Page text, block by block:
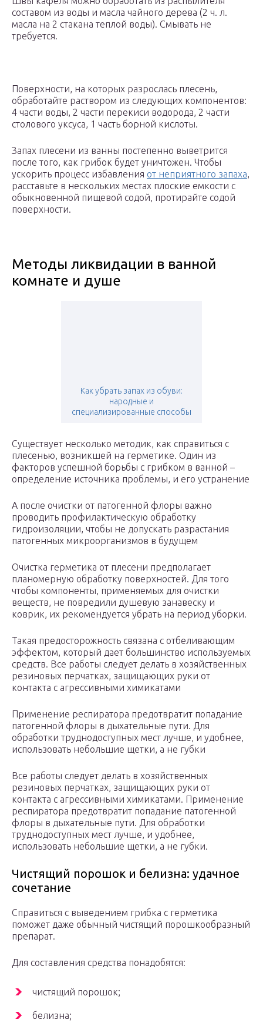
составом из воды и масла чайного дерева (2 ч. л.
масла на 2 стакана теплой воды). Смывать не
требуется.
Поверхности, на которых разрослась плесень,
обработайте раствором из следующих компонентов:
4 части воды, 2 части перекиси водорода, 2 части
столового уксуса, 1 часть борной кислоты.
Запах плесени из ванны постепенно выветрится
после того, как грибок будет уничтожен. Чтобы
ускорить процесс избавления от неприятного запаха,
расставьте в нескольких местах плоские емкости с
обыкновенной пищевой содой, протирайте содой
поверхности.
Методы ликвидации в ванной
комнате и душе
Как убрать запах из обуви:
народные и
специализированные способы
Существует несколько методик, как справиться с
плесенью, возникшей на герметике. Один из
факторов успешной борьбы с грибком в ванной –
определение источника проблемы, и его устранение
А после очистки от патогенной флоры важно
проводить профилактическую обработку
гидроизоляции, чтобы не допускать разрастания
патогенных микроорганизмов в будущем
Очистка герметика от плесени предполагает
планомерную обработку поверхностей. Для того
чтобы компоненты, применяемых для очистки
веществ, не повредили душевую занавеску и
коврик, их рекомендуется убрать на период уборки.
Такая предосторожность связана с отбеливающим
эффектом, который дает большинство используемых
средств. Все работы следует делать в хозяйственных
резиновых перчатках, защищающих руки от
контакта с агрессивными химикатами
Применение респиратора предотвратит попадание
патогенной флоры в дыхательные пути. Для
обработки труднодоступных мест лучше, и удобнее,
использовать небольшие щетки, а не губки
Все работы следует делать в хозяйственных
резиновых перчатках, защищающих руки от
контакта с агрессивными химикатами. Применение
респиратора предотвратит попадание патогенной
флоры в дыхательные пути. Для обработки
труднодоступных мест лучше, и удобнее,
использовать небольшие щетки, а не губки.
Чистящий порошок и белизна: удачное
сочетание
Справиться с выведением грибка с герметика
поможет даже обычный чистящий порошкообразный
препарат.
Для составления средства понадобятся:
чистящий порошок;
белизна;